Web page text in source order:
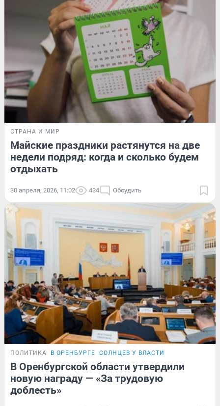
СТРАНА И МИР
Майские праздники растянутся на две
недели подряд: когда и сколько будем
отдыхать
30 апреля, 2026, 11:02 434 Обсудить
ПОЛИТИКА В ОРЕНБУРГЕ СОЛНЦЕВ У ВЛАСТИ
В Оренбургской области утвердили
новую награду — «За трудовую
доблесть»